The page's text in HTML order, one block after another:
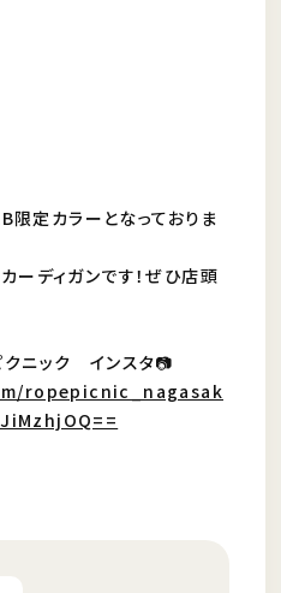
限定カラーとなっておりま
ーディガンです！ぜひ店頭
ニック インスタ📷
ropepicnic_nagasak